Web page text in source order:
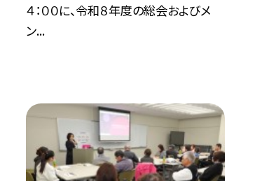
４：００に、令和８年度の総会およびメ
ン...